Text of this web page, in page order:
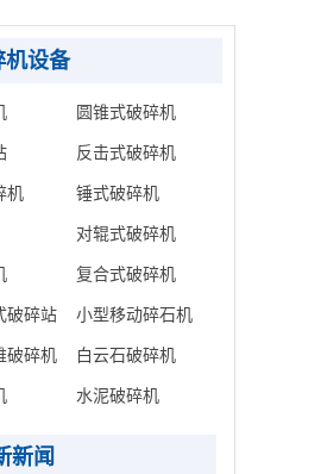
机设备
圆锥式破碎机
反击式破碎机
机 锤式破碎机
对辊式破碎机
复合式破碎机
破碎站 小型移动碎石机
破碎机 白云石破碎机
水泥破碎机
新闻